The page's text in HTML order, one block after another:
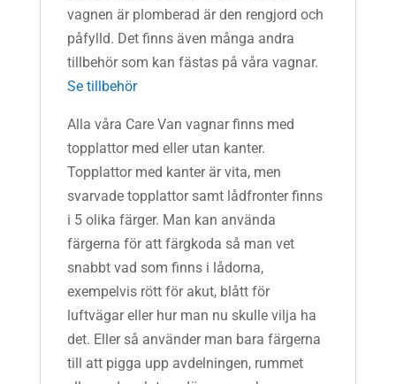
vagnen är plomberad är den rengjord och
påfylld. Det finns även många andra
tillbehör som kan fästas på våra vagnar.
Se tillbehör
Alla våra Care Van vagnar finns med
topplattor med eller utan kanter.
Topplattor med kanter är vita, men
svarvade topplattor samt lådfronter finns
i 5 olika färger. Man kan använda
färgerna för att färgkoda så man vet
snabbt vad som finns i lådorna,
exempelvis rött för akut, blått för
luftvägar eller hur man nu skulle vilja ha
det. Eller så använder man bara färgerna
till att pigga upp avdelningen, rummet